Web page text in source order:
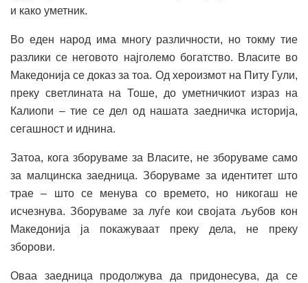
и како уметник.
Во еден народ има многу различности, но токму тие
разлики се неговото најголемо богатство. Власите во
Македонија се доказ за тоа. Од хероизмот на Питу Гули,
преку светлината на Тоше, до уметничкиот израз на
Калиопи – тие се дел од нашата заедничка историја,
сегашност и иднина.
Затоа, кога зборуваме за Власите, не зборуваме само
за малцинска заедница. Зборуваме за идентитет што
трае – што се менува со времето, но никогаш не
исчезнува. Зборуваме за луѓе кои својата љубов кон
Македонија ја покажуваат преку дела, не преку
зборови.
Оваа заедница продолжува да придонесува, да се